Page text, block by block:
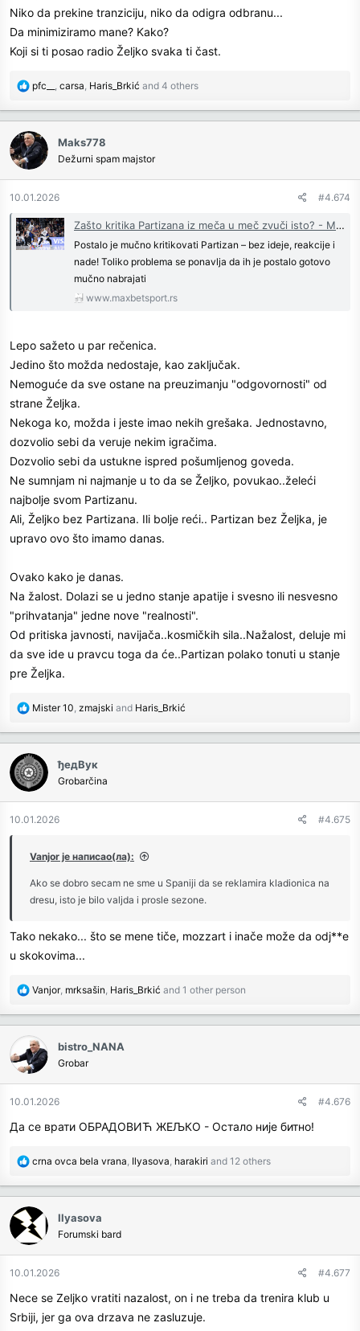
Niko da prekine tranziciju, niko da odigra odbranu...
Da minimiziramo mane? Kako?
Koji si ti posao radio Željko svaka ti čast.
R
c
t
o
n
:
pfc__ , carsa, Haris_Brkić and 4 others
Maks778
Dežurni spam majstor
10.01.2026 #4.674
Zašto kritika Partizana iz meča u meč zvuči isto? - MaxBet Sport
Postalo je mučno kritikovati Partizan – bez ideje, reakcije i
nade! Toliko problema se ponavlja da ih je postalo gotovo
mučno nabrajati
www.maxbetsport.rs
Lepo sažeto u par rečenica.
Jedino što možda nedostaje, kao zaključak.
Nemoguće da sve ostane na preuzimanju "odgovornosti" od
strane Željka.
Nekoga ko, možda i jeste imao nekih grešaka. Jednostavno,
dozvolio sebi da veruje nekim igračima.
Dozvolio sebi da ustukne ispred pošumljenog goveda.
Ne sumnjam ni najmanje u to da se Željko, povukao..želeći
najbolje svom Partizanu.
Ali, Željko bez Partizana. Ili bolje reći.. Partizan bez Željka, je
upravo ovo što imamo danas.
Ovako kako je danas.
Na žalost. Dolazi se u jedno stanje apatije i svesno ili nesvesno
"prihvatanja" jedne nove "realnosti".
Od pritiska javnosti, navijača..kosmičkih sila..Nažalost, deluje mi
da sve ide u pravcu toga da će..Partizan polako tonuti u stanje
pre Željka.
R
a
c
t
i
n
Mister 10 zmajski and Haris_Brkić
ђедВук
Grobarčina
10.01.2026 #4.675
Vanjor је написао(ла):
Ako se dobro secam ne sme u Spaniji da se reklamira kladionica na
dresu, isto je bilo valjda i prosle sezone.
Tako nekako... što se mene tiče, mozzart i inače može da odj**e
u skokovima...
R
a
c
t
i
n
:
Vanjor, mrksašin Haris_Brkić and 1 other person
bistro_NANA
Grobar
10.01.2026 #4.676
Да се врати ОБРАДОВИЋ ЖЕЉКО - Остало није битно!
R
a
c
t
i
n
:
crna ovca bela vrana Ilyasova harakiri and 12 others
Ilyasova
Forumski bard
10.01.2026 #4.677
Nece se Zeljko vratiti nazalost, on i ne treba da trenira klub u
Srbiji, jer ga ova drzava ne zasluzuje.